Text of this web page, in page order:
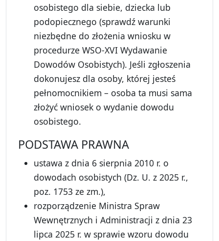
osobistego dla siebie, dziecka lub
podopiecznego (sprawdź warunki
niezbędne do złożenia wniosku w
procedurze WSO-XVI Wydawanie
Dowodów Osobistych). Jeśli zgłoszenia
dokonujesz dla osoby, której jesteś
pełnomocnikiem – osoba ta musi sama
złożyć wniosek o wydanie dowodu
osobistego.
PODSTAWA PRAWNA
ustawa z dnia 6 sierpnia 2010 r. o
dowodach osobistych (Dz. U. z 2025 r.,
poz. 1753 ze zm.),
rozporządzenie Ministra Spraw
Wewnętrznych i Administracji z dnia 23
lipca 2025 r. w sprawie wzoru dowodu